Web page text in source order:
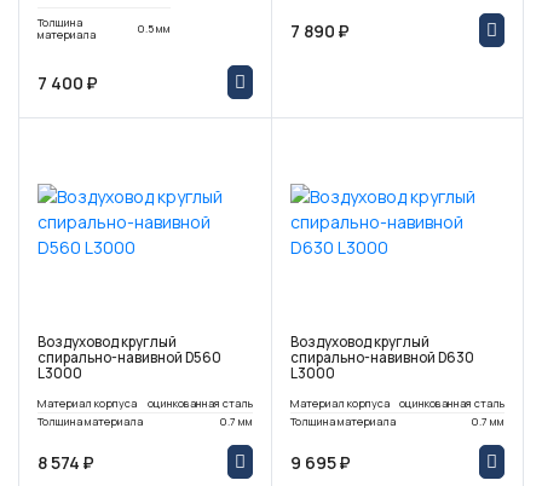
Толщина
материала 0.5 мм
7 400 ₽
7 890 ₽
Воздуховод круглый
спирально-навивной D560
L3000
Материал корпуса
оцинкованная сталь
Толщина материала
0.7 мм
8 574 ₽
Воздуховод круглый
спирально-навивной D630
L3000
Материал корпуса
оцинкованная сталь
Толщина материала
0.7 мм
9 695 ₽